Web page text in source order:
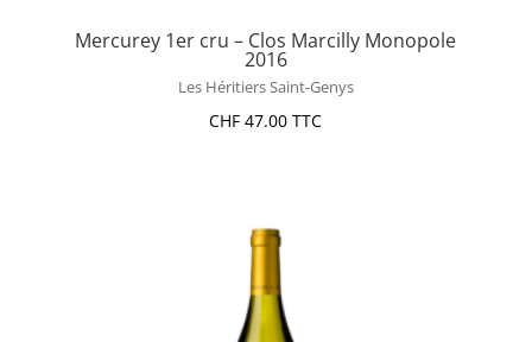
Mercurey 1er cru – Clos Marcilly Monopole
2016
Les Héritiers Saint-Genys
CHF 47.00 TTC